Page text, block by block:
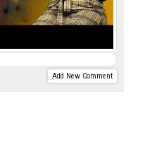
Add New Comment